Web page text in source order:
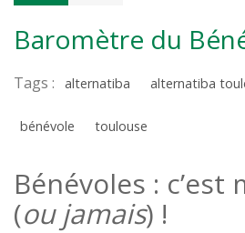
Baromètre du
Tags : alternatiba alternatiba
bénévole toulouse
Bénévoles :
(ou jamais) !